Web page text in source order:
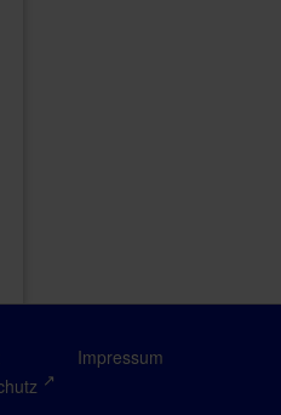
Impressum